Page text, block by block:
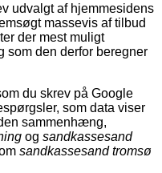
udvalgt af hjemmesidens
massevis af tilbud
der mest muligt
som den derfor beregner
du skrev på Google
som data viser
sammenhæng,
og sandkassesand
sandkassesand tromsø